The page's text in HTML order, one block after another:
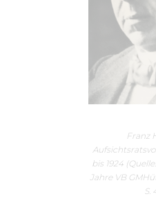
Franz
bis 1924
Jahre VB
S.